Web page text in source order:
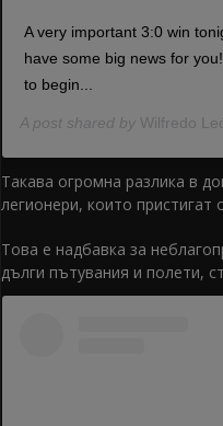
A very important 3:0 win
have some big news for
to begin...
A post shared by Wilfredo
Такава огромна разлика в
легионери, които пристигат
Това е надбавка за
дълги пътувания и полети,